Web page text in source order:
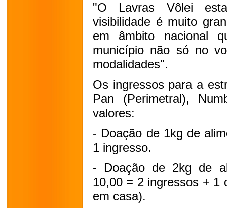
"O Lavras Vôlei
visibilidade é muito
em âmbito nacional
município não só no
modalidades".
Os ingressos para a
Pan (Perimetral),
valores:
- Doação de 1kg de
1 ingresso.
- Doação de 2kg de
10,00 = 2 ingressos + 1
em casa).